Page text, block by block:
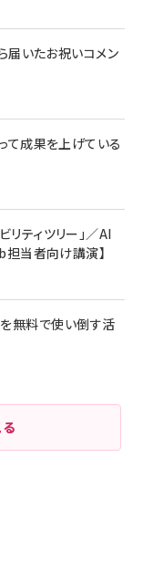
届いたお祝いコメン
て成果を上げている
ティツリー」／AI
担当者向け講演】
無料で使い倒す活